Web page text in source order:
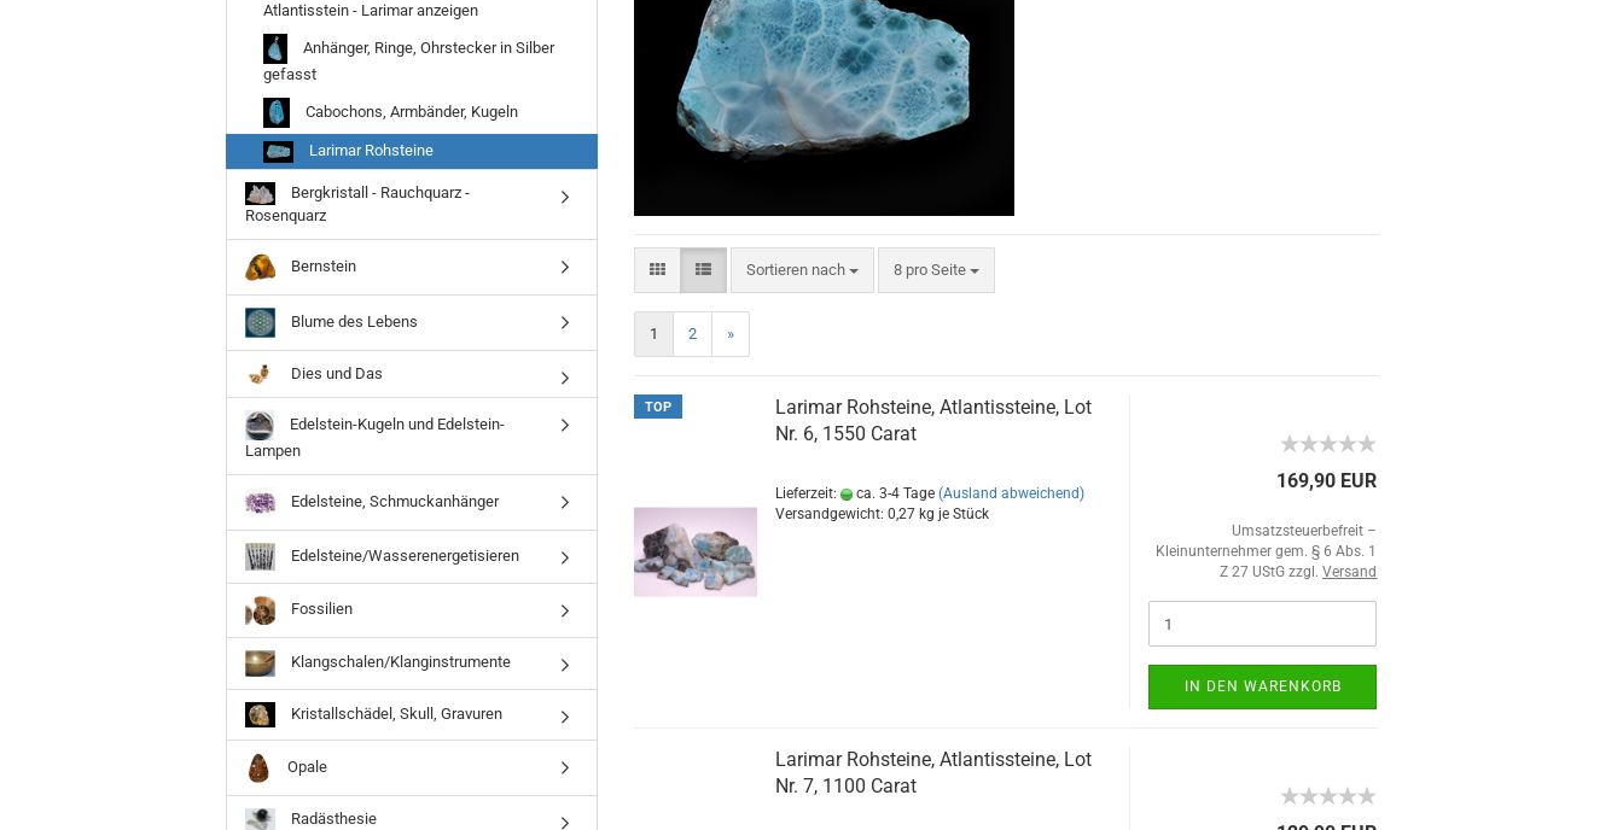
Passwort vergessen?
Sortieren nach 8 pro Seite
1 2 »
TOP
Larimar Rohsteine, Atlantissteine, Lot
Nr. 6, 1550 Carat
Lieferzeit: ca. 3-4 Tage (Ausland abweichend)
Versandgewicht:0,27 kg je Stück
169,90 EUR
Umsatzsteuerbefreit –
Kleinunternehmer gem. § 6 Abs. 1
Z 27 UStG zzgl.Versand
IN DEN WARENKORB
Larimar Rohsteine, Atlantissteine, Lot
Nr. 7, 1100 Carat
Atlantisstein - Larimar anzeigen
Anhänger, Ringe, Ohrstecker in Silber
gefasst
Cabochons, Armbänder, Kugeln
Larimar Rohsteine
Bergkristall - Rauchquarz -
Rosenquarz
Bernstein
Blume des Lebens
Dies und Das
Edelstein-Kugeln und Edelstein-
Lampen
Edelsteine, Schmuckanhänger
Edelsteine/Wasserenergetisieren
Fossilien
Klangschalen/Klanginstrumente
Kristallschädel, Skull, Gravuren
Opale
Radästhesie